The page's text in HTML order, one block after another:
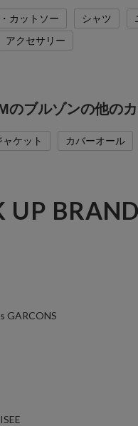
カットソー シャツ
アクセサリー
のブルゾンの他の
ケット カバーオール
UP BRAND
GARCONS